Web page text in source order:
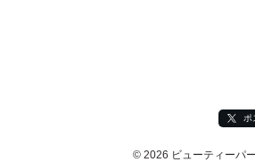
ポ
© 2026 ビューティーパ